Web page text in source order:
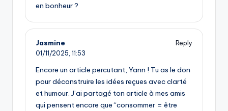
en bonheur ?
Jasmine
Reply
01/11/2025, 11:53
Encore un article percutant, Yann ! Tu as le don
pour déconstruire les idées reçues avec clarté
et humour. J’ai partagé ton article à mes amis
qui pensent encore que “consommer = être